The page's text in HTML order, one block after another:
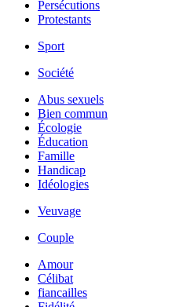
Persécutions
Protestants
Sport
Société
Abus sexuels
Bien commun
Écologie
Éducation
Famille
Handicap
Idéologies
Veuvage
Couple
Amour
Célibat
fiancailles